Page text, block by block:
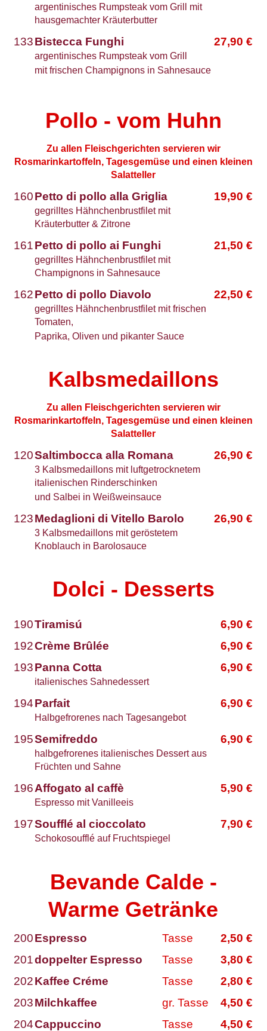
argentinisches Rumpsteak vom Grill mit
hausgemachter Kräuterbutter
133Bistecca Funghi 27,90 €
argentinisches Rumpsteak vom Grill
mit frischen Champignons in Sahnesauce
Pollo - vom Huhn
Zu allen Fleischgerichten servieren wir
Rosmarinkartoffeln, Tagesgemüse und einen kleinen
Salatteller
160Petto di pollo alla Griglia 19,90 €
gegrilltes Hähnchenbrustfilet mit
Kräuterbutter & Zitrone
161Petto di pollo ai Funghi 21,50 €
gegrilltes Hähnchenbrustfilet mit
Champignons in Sahnesauce
162Petto di pollo Diavolo 22,50 €
gegrilltes Hähnchenbrustfilet mit frischen
Tomaten,
Paprika, Oliven und pikanter Sauce
Kalbsmedaillons
Zu allen Fleischgerichten servieren wir
Rosmarinkartoffeln, Tagesgemüse und einen kleinen
Salatteller
120Saltimbocca alla Romana 26,90 €
3 Kalbsmedaillons mit luftgetrocknetem
italienischen Rinderschinken
und Salbei in Weißweinsauce
123Medaglioni di Vitello Barolo 26,90 €
3 Kalbsmedaillons mit geröstetem
Knoblauch in Barolosauce
Dolci - Desserts
190Tiramisú 6,90 €
192Crème Brûlée 6,90 €
193Panna Cotta 6,90 €
italienisches Sahnedessert
194Parfait 6,90 €
Halbgefrorenes nach Tagesangebot
195Semifreddo 6,90 €
halbgefrorenes italienisches Dessert aus
Früchten und Sahne
196Affogato al caffè 5,90 €
Espresso mit Vanilleeis
197Soufflé al cioccolato 7,90 €
Schokosoufflé auf Fruchtspiegel
Bevande Calde -
Warme Getränke
200Espresso Tasse 2,50 €
201doppelter Espresso Tasse 3,80 €
202Kaffee Créme Tasse 2,80 €
203Milchkaffee gr. Tasse 4,50 €
204Cappuccino Tasse 4,50 €